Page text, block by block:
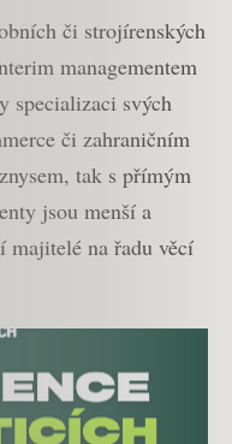
či strojírenských
managementem
specializaci svých
či zahraničním
tak s přímým
jsou menší a
majitelé na řadu věcí